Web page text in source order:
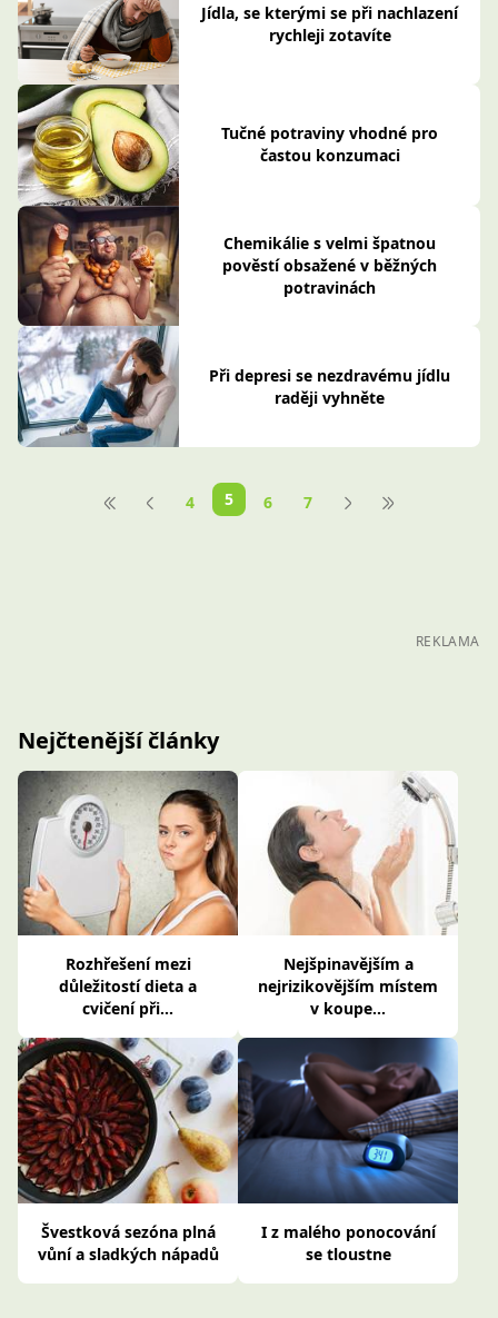
Jídla, se kterými se při nachlazení
rychleji zotavíte
Tučné potraviny vhodné pro
častou konzumaci
Chemikálie s velmi špatnou
pověstí obsažené v běžných
potravinách
Při depresi se nezdravému jídlu
raději vyhněte
4 5 6 7
REKLAMA
Nejčtenější články
Rozhřešení mezi
důležitostí dieta a
cvičení při...
Nejšpinavějším a
nejrizikovějším místem
v koupe...
Švestková sezóna plná
vůní a sladkých nápadů
I z malého ponocování
se tloustne